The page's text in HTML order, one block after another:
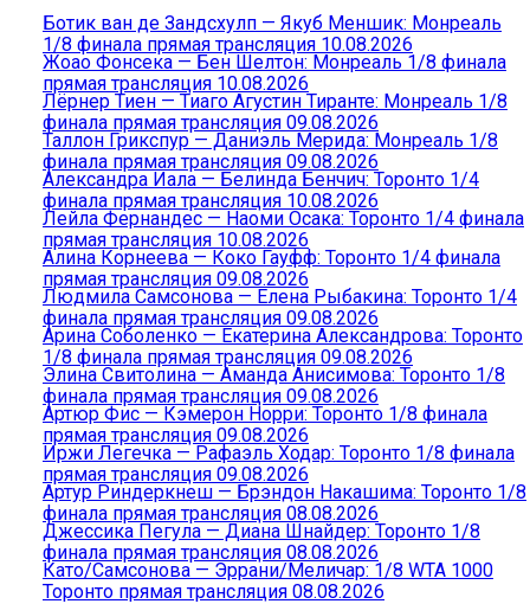
Ботик ван де Зандсхулп — Якуб Меншик: Монреаль
1/8 финала прямая трансляция 10.08.2026
Жоао Фонсека — Бен Шелтон: Монреаль 1/8 финала
прямая трансляция 10.08.2026
Лёрнер Тиен — Тиаго Агустин Тиранте: Монреаль 1/8
финала прямая трансляция 09.08.2026
Таллон Грикспур — Даниэль Мерида: Монреаль 1/8
финала прямая трансляция 09.08.2026
Александра Иала — Белинда Бенчич: Торонто 1/4
финала прямая трансляция 10.08.2026
Лейла Фернандес — Наоми Осака: Торонто 1/4 финала
прямая трансляция 10.08.2026
Алина Корнеева — Коко Гауфф: Торонто 1/4 финала
прямая трансляция 09.08.2026
Людмила Самсонова — Елена Рыбакина: Торонто 1/4
финала прямая трансляция 09.08.2026
Арина Соболенко — Екатерина Александрова: Торонто
1/8 финала прямая трансляция 09.08.2026
Элина Свитолина — Аманда Анисимова: Торонто 1/8
финала прямая трансляция 09.08.2026
Артюр Фис — Кэмерон Норри: Торонто 1/8 финала
прямая трансляция 09.08.2026
Иржи Легечка — Рафаэль Ходар: Торонто 1/8 финала
прямая трансляция 09.08.2026
Артур Риндеркнеш — Брэндон Накашима: Торонто 1/8
финала прямая трансляция 08.08.2026
Джессика Пегула — Диана Шнайдер: Торонто 1/8
финала прямая трансляция 08.08.2026
Като/Самсонова — Эррани/Меличар: 1/8 WTA 1000
Торонто прямая трансляция 08.08.2026